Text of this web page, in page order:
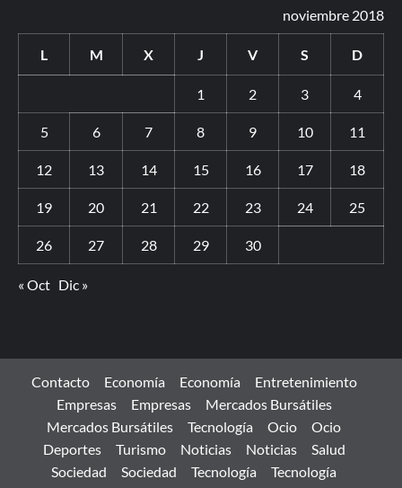
noviembre 2018
L M X J V S D
1 2 3 4
5 6 7 8 9 10 11
12 13 14 15 16 17 18
19 20 21 22 23 24 25
26 27 28 29 30
« Oct Dic »
Contacto Economía Economía
Entretenimiento
Empresas
Empresas
Mercados Bursátiles
Mercados Bursátiles
Tecnología Ocio
Ocio
Deportes
Turismo Noticias Noticias
Salud
Sociedad
Sociedad Tecnología
Tecnología